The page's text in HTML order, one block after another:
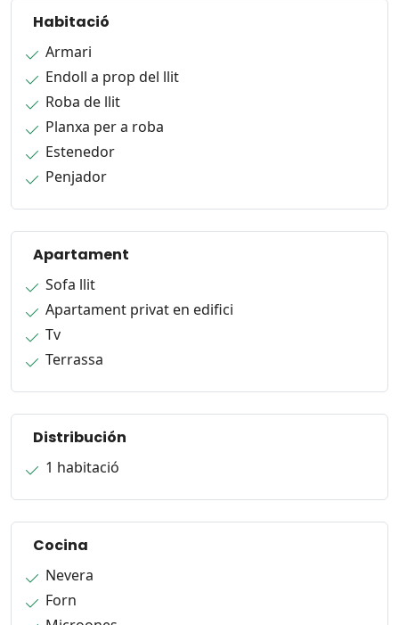
Habitació
Armari
Endoll a prop del llit
Roba de llit
Planxa per a roba
Estenedor
Penjador
Apartament
Sofa llit
Apartament privat en edifici
Tv
Terrassa
Distribución
1 habitació
Cocina
Nevera
Forn